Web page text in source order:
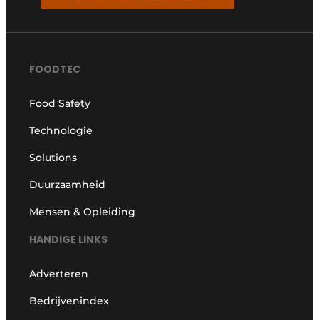
FOODTEC
Food Safety
Technologie
Solutions
Duurzaamheid
Mensen & Opleiding
HANDIGE LINKS
Adverteren
Bedrijvenindex